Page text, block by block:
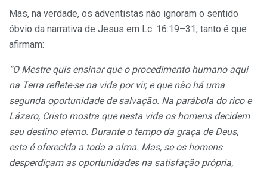
Mas, na verdade, os adventistas não ignoram o sentido
óbvio da narrativa de Jesus em Lc. 16:19–31, tanto é que
afirmam:
“O Mestre quis ensinar que o procedimento humano aqui
na Terra reflete-se na vida por vir, e que não há uma
segunda oportunidade de salvação. Na parábola do rico e
Lázaro, Cristo mostra que nesta vida os homens decidem
seu destino eterno. Durante o tempo da graça de Deus,
esta é oferecida a toda a alma. Mas, se os homens
desperdiçam as oportunidades na satisfação própria,